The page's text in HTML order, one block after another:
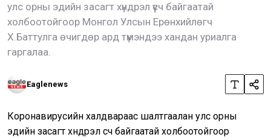
улс орны эдийн засагт хүндрэл үүсч байгаатай
холбоотойгоор Монгол Улсын Ерөнхийлөгч
Х.Баттулга өчигдөр ард түмэндээ хандан уриалга
гаргалаа.
Eaglenews
Коронавирусийн халдвараас шалтгаалан улс орны
эдийн засагт хүндрэл үүсч байгаатай холбоотойгоор